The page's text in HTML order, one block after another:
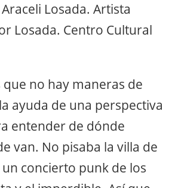
Losada. Artista
Losada. Centro Cultural
no hay maneras de
ayuda de una perspectiva
entender de dónde
van. No pisaba la villa de
concierto punk de los